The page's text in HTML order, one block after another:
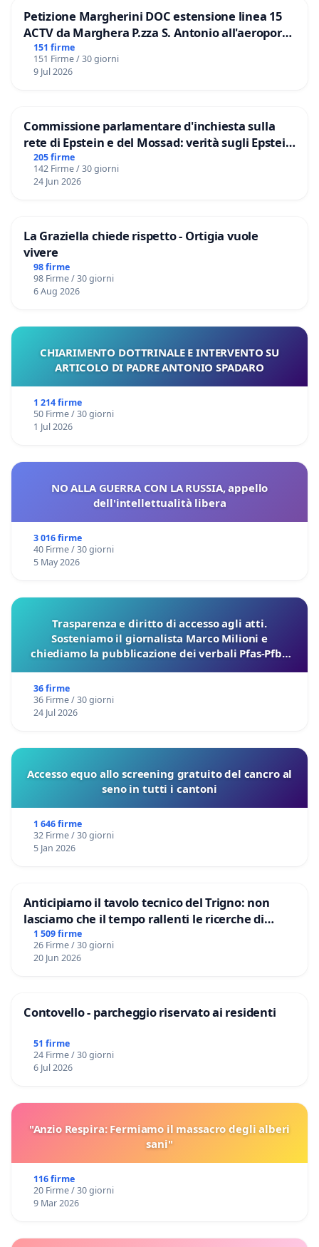
Petizione Margherini DOC estensione linea 15
ACTV da Marghera P.zza S. Antonio all'aeroporto
Marco Polo tariffa a € 1,50
151 firme
151 Firme / 30 giorni
9 Jul 2026
Commissione parlamentare d'inchiesta sulla
rete di Epstein e del Mossad: verità sugli Epstein
Files
205 firme
142 Firme / 30 giorni
24 Jun 2026
La Graziella chiede rispetto - Ortigia vuole
vivere
98 firme
98 Firme / 30 giorni
6 Aug 2026
CHIARIMENTO DOTTRINALE E INTERVENTO SU
ARTICOLO DI PADRE ANTONIO SPADARO
1 214 firme
50 Firme / 30 giorni
1 Jul 2026
NO ALLA GUERRA CON LA RUSSIA, appello
dell'intellettualità libera
3 016 firme
40 Firme / 30 giorni
5 May 2026
Trasparenza e diritto di accesso agli atti.
Sosteniamo il giornalista Marco Milioni e
chiediamo la pubblicazione dei verbali Pfas-Pfba
36 firme
36 Firme / 30 giorni
24 Jul 2026
Accesso equo allo screening gratuito del cancro al
seno in tutti i cantoni
1 646 firme
32 Firme / 30 giorni
5 Jan 2026
Anticipiamo il tavolo tecnico del Trigno: non
lasciamo che il tempo rallenti le ricerche di
Domenico Racanati
1 509 firme
26 Firme / 30 giorni
20 Jun 2026
Contovello - parcheggio riservato ai residenti
51 firme
24 Firme / 30 giorni
6 Jul 2026
"Anzio Respira: Fermiamo il massacro degli alberi
sani"
116 firme
20 Firme / 30 giorni
9 Mar 2026